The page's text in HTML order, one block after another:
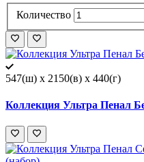
Количество
547(ш) x 2150(в) x 440(г)
Коллекция Ультра Пенал